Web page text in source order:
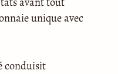
unique avec
conduisit